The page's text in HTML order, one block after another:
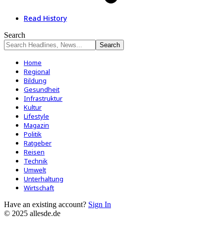
Read History
Search
Home
Regional
Bildung
Gesundheit
Infrastruktur
Kultur
Lifestyle
Magazin
Politik
Ratgeber
Reisen
Technik
Umwelt
Unterhaltung
Wirtschaft
Have an existing account? Sign In
© 2025 allesde.de